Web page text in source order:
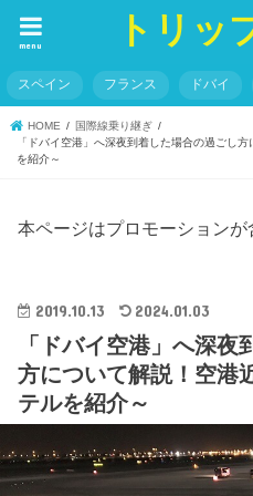
トリッ
menu
スペイン フランス ドバイ
HOME
国際線乗り継ぎ
「ドバイ空港」へ深夜到着した場合の過ごし
を紹介～
本ページはプロモーションが
2019.10.13 2024.01.03
「ドバイ空港」へ深夜
方について解説！空港
テルを紹介～